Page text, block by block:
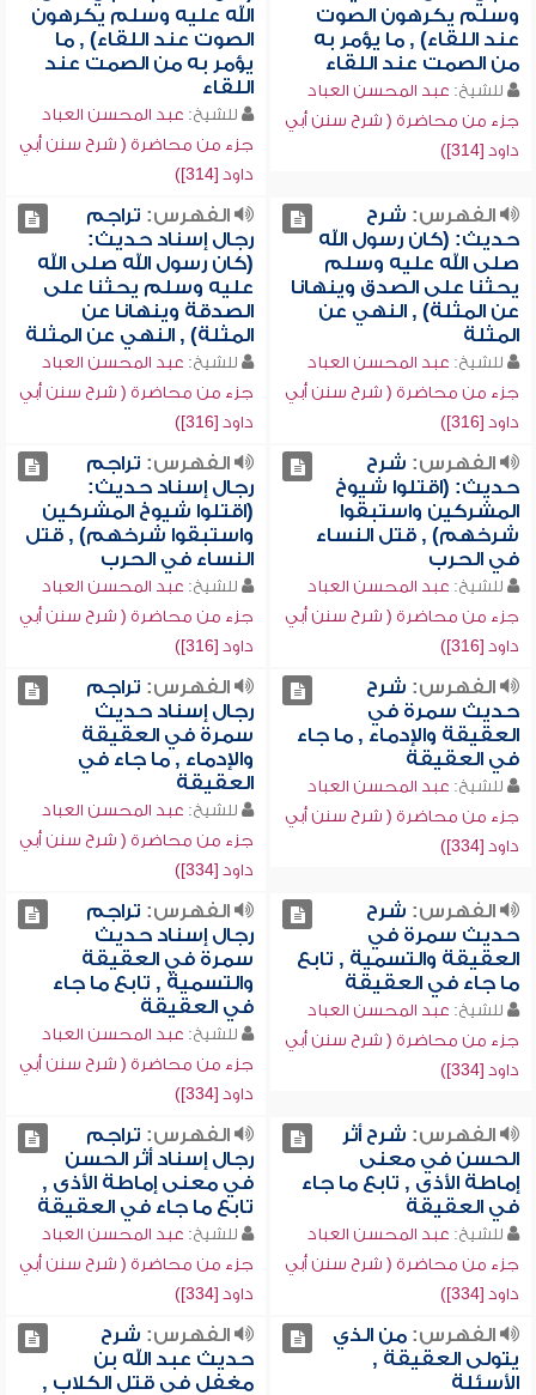
وسلم يكرهون الصوت
عند اللقاء) , ما يؤمر به
من الصمت عند اللقاء
للشيخ: عبد المحسن العباد
جزء من محاضرة ( شرح سنن أبي
داود [314])
الله عليه وسلم يكرهون
الصوت عند اللقاء) , ما
يؤمر به من الصمت عند
اللقاء
للشيخ: عبد المحسن العباد
جزء من محاضرة ( شرح سنن أبي
داود [314])
الفهرس: شرح
حديث: (كان رسول الله
صلى الله عليه وسلم
يحثنا على الصدق وينهانا
عن المثلة) , النهي عن
المثلة
للشيخ: عبد المحسن العباد
جزء من محاضرة ( شرح سنن أبي
داود [316])
الفهرس: تراجم
رجال إسناد حديث:
(كان رسول الله صلى الله
عليه وسلم يحثنا على
الصدقة وينهانا عن
المثلة) , النهي عن المثلة
للشيخ: عبد المحسن العباد
جزء من محاضرة ( شرح سنن أبي
داود [316])
الفهرس: شرح
حديث: (اقتلوا شيوخ
المشركين واستبقوا
شرخهم) , قتل النساء
في الحرب
للشيخ: عبد المحسن العباد
جزء من محاضرة ( شرح سنن أبي
داود [316])
الفهرس: تراجم
رجال إسناد حديث:
(اقتلوا شيوخ المشركين
واستبقوا شرخهم) , قتل
النساء في الحرب
للشيخ: عبد المحسن العباد
جزء من محاضرة ( شرح سنن أبي
داود [316])
الفهرس: شرح
حديث سمرة في
العقيقة والإدماء , ما جاء
في العقيقة
للشيخ: عبد المحسن العباد
جزء من محاضرة ( شرح سنن أبي
داود [334])
الفهرس: تراجم
رجال إسناد حديث
سمرة في العقيقة
والإدماء , ما جاء في
العقيقة
للشيخ: عبد المحسن العباد
جزء من محاضرة ( شرح سنن أبي
داود [334])
الفهرس: شرح
حديث سمرة في
العقيقة والتسمية , تابع
ما جاء في العقيقة
للشيخ: عبد المحسن العباد
جزء من محاضرة ( شرح سنن أبي
داود [334])
الفهرس: تراجم
رجال إسناد حديث
سمرة في العقيقة
والتسمية , تابع ما جاء
في العقيقة
للشيخ: عبد المحسن العباد
جزء من محاضرة ( شرح سنن أبي
داود [334])
الفهرس: شرح أثر
الحسن في معنى
إماطة الأذى , تابع ما جاء
في العقيقة
للشيخ: عبد المحسن العباد
جزء من محاضرة ( شرح سنن أبي
داود [334])
الفهرس: تراجم
رجال إسناد أثر الحسن
في معنى إماطة الأذى ,
تابع ما جاء في العقيقة
للشيخ: عبد المحسن العباد
جزء من محاضرة ( شرح سنن أبي
داود [334])
الفهرس:من الذي
يتولى العقيقة ,
الأسئلة
الفهرس: شرح
حديث عبد الله بن
مغفل في قتل الكلاب ,